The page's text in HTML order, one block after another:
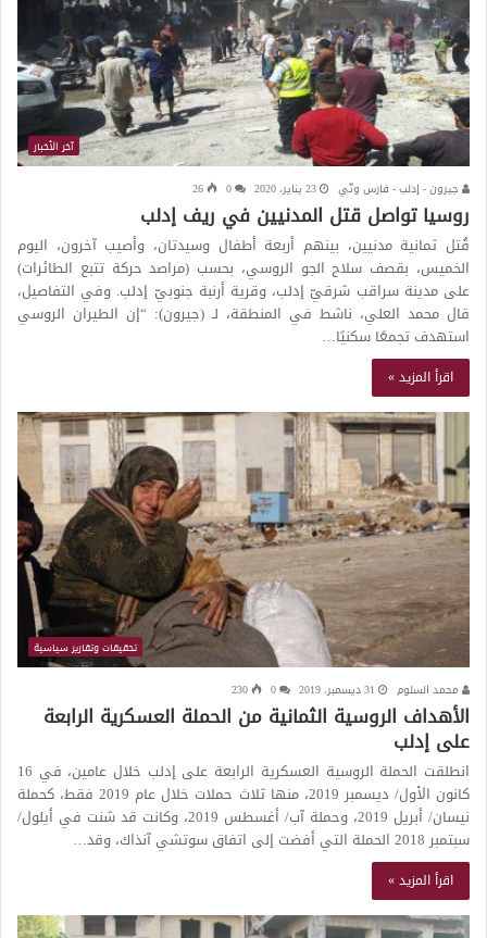
آخر الأخبار
جيرون - إدلب - فارس وتّي 23 يناير، 2020 26
روسيا تواصل قتل المدنيين في ريف إدلب
قُتل ثمانية مدنيين، بينهم أربعة أطفال وسيدتان، وأصيب آخرون، اليوم
الخميس، بقصف سلاح الجو الروسي، بحسب (مراصد حركة تتبع الطائرات)
على مدينة سراقب شرقيّ إدلب، وقرية أرنبة جنوبيّ إدلب. وفي التفاصيل،
قال محمد العلي، ناشط في المنطقة، لـ (جيرون): “إن الطيران الروسي
استهدف تجمعًا سكنيًا…
اقرأ المزيد »
تحقيقات وتقارير سياسية
محمد السلوم 31 ديسمبر، 2019 230
الأهداف الروسية الثمانية من الحملة العسكرية الرابعة
على إدلب
انطلقت الحملة الروسية العسكرية الرابعة على إدلب خلال عامين، في 16
كانون الأول/ ديسمبر 2019، منها ثلاث حملات خلال عام 2019 فقط، كحملة
نيسان/ أبريل 2019، وحملة آب/ أغسطس 2019، وكانت قد شنت في أيلول/
سبتمبر 2018 الحملة التي أفضت إلى اتفاق سوتشي آنذاك، وقد…
اقرأ المزيد »